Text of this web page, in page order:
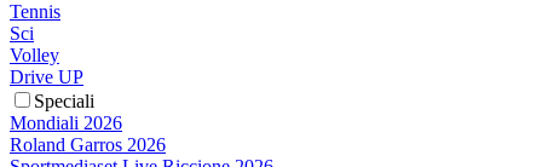
Tennis
Sci
Volley
Drive UP
Speciali
Mondiali 2026
Roland Garros 2026